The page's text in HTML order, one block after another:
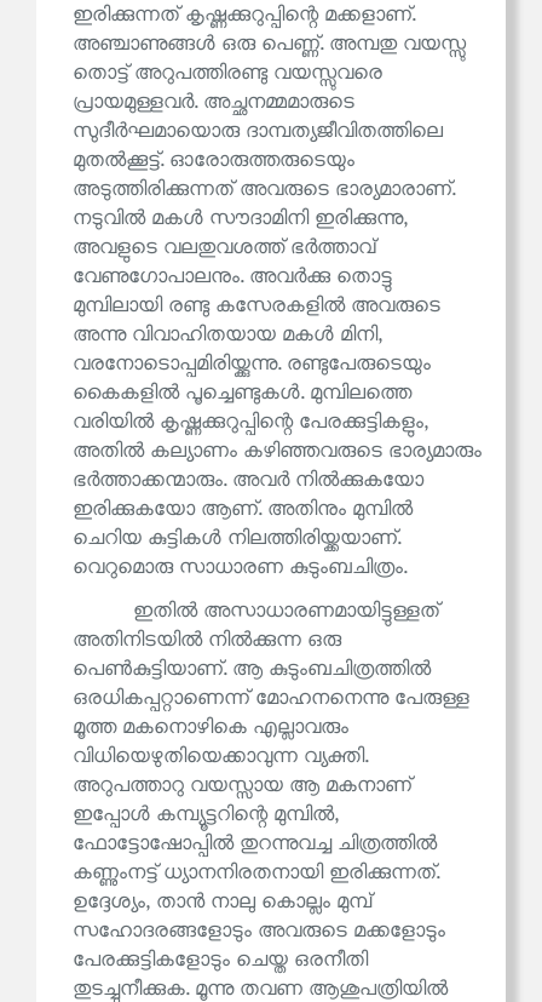
ഇരിക്കുന്നത് കൃഷ്ണക്കുറുപ്പിന്റെ മക്കളാണ്.
അഞ്ചാണുങ്ങൾ ഒരു പെണ്ണ്. അമ്പതു വയസ്സു
തൊട്ട് അറുപത്തിരണ്ടു വയസ്സുവരെ
പ്രായമുള്ളവർ. അച്ഛനമ്മമാരുടെ
സുദീർഘമായൊരു ദാമ്പത്യജീവിതത്തിലെ
മുതൽക്കൂട്ട്. ഓരോരുത്തരുടെയും
അടുത്തിരിക്കുന്നത് അവരുടെ ഭാര്യമാരാണ്.
നടുവിൽ മകൾ സൗദാമിനി ഇരിക്കുന്നു,
അവളുടെ വലതുവശത്ത് ഭർത്താവ്
വേണുഗോപാലനും. അവർക്കു തൊട്ടു
മുമ്പിലായി രണ്ടു കസേരകളിൽ അവരുടെ
അന്നു വിവാഹിതയായ മകൾ മിനി,
വരനോടൊപ്പമിരിയ്ക്കുന്നു. രണ്ടുപേരുടെയും
കൈകളിൽ പൂച്ചെണ്ടുകൾ. മുമ്പിലത്തെ
വരിയിൽ കൃഷ്ണക്കുറുപ്പിന്റെ പേരക്കുട്ടികളും,
അതിൽ കല്യാണം കഴിഞ്ഞവരുടെ ഭാര്യമാരും
ഭർത്താക്കന്മാരും. അവർ നിൽക്കുകയോ
ഇരിക്കുകയോ ആണ്. അതിനും മുമ്പിൽ
ചെറിയ കുട്ടികൾ നിലത്തിരിയ്ക്കയാണ്.
വെറുമൊരു സാധാരണ കുടുംബചിത്രം.
ഇതിൽ അസാധാരണമായിട്ടുള്ളത്
അതിനിടയിൽ നിൽക്കുന്ന ഒരു
പെൺകുട്ടിയാണ്. ആ കുടുംബചിത്രത്തിൽ
ഒരധികപ്പറ്റാണെന്ന് മോഹനനെന്നു പേരുള്ള
മൂത്ത മകനൊഴികെ എല്ലാവരും
വിധിയെഴുതിയെക്കാവുന്ന വ്യക്തി.
അറുപത്താറു വയസ്സായ ആ മകനാണ്
ഇപ്പോൾ കമ്പ്യൂട്ടറിന്റെ മുമ്പിൽ,
ഫോട്ടോഷോപ്പിൽ തുറന്നുവച്ച ചിത്രത്തിൽ
കണ്ണുംനട്ട് ധ്യാനനിരതനായി ഇരിക്കുന്നത്.
ഉദ്ദേശ്യം, താൻ നാലു കൊല്ലം മുമ്പ്
സഹോദരങ്ങളോടും അവരുടെ മക്കളോടും
പേരക്കുട്ടികളോടും ചെയ്ത ഒരനീതി
തുടച്ചുനീക്കുക. മൂന്നു തവണ ആശുപത്രിയിൽ